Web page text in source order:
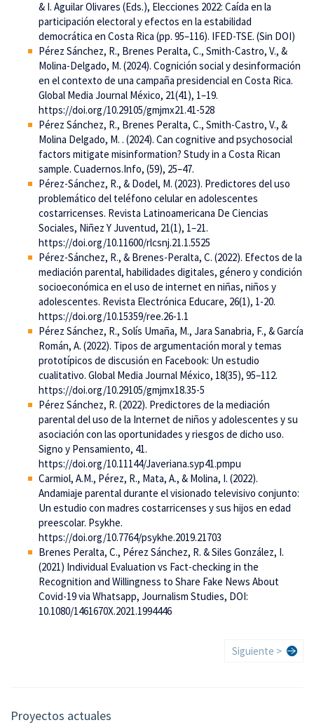
& I. Aguilar Olivares (Eds.), Elecciones 2022: Caída en la
participación electoral y efectos en la estabilidad
democrática en Costa Rica (pp. 95–116). IFED-TSE. (Sin DOI)
Pérez Sánchez, R., Brenes Peralta, C., Smith-Castro, V., &
Molina-Delgado, M. (2024). Cognición social y desinformación
en el contexto de una campaña presidencial en Costa Rica.
Global Media Journal México, 21(41), 1–19.
https://doi.org/10.29105/gmjmx21.41-528
Pérez Sánchez, R., Brenes Peralta, C., Smith-Castro, V., &
Molina Delgado, M. . (2024). Can cognitive and psychosocial
factors mitigate misinformation? Study in a Costa Rican
sample. Cuadernos.Info, (59), 25–47.
Pérez-Sánchez, R., & Dodel, M. (2023). Predictores del uso
problemático del teléfono celular en adolescentes
costarricenses. Revista Latinoamericana De Ciencias
Sociales, Niñez Y Juventud, 21(1), 1–21.
https://doi.org/10.11600/rlcsnj.21.1.5525
Pérez-Sánchez, R., & Brenes-Peralta, C. (2022). Efectos de la
mediación parental, habilidades digitales, género y condición
socioeconómica en el uso de internet en niñas, niños y
adolescentes. Revista Electrónica Educare, 26(1), 1-20.
https://doi.org/10.15359/ree.26-1.1
Pérez Sánchez, R., Solís Umaña, M., Jara Sanabria, F., & García
Román, A. (2022). Tipos de argumentación moral y temas
prototípicos de discusión en Facebook: Un estudio
cualitativo. Global Media Journal México, 18(35), 95–112.
https://doi.org/10.29105/gmjmx18.35-5
Pérez Sánchez, R. (2022). Predictores de la mediación
parental del uso de la Internet de niños y adolescentes y su
asociación con las oportunidades y riesgos de dicho uso.
Signo y Pensamiento, 41.
https://doi.org/10.11144/Javeriana.syp41.pmpu
Carmiol, A.M., Pérez, R., Mata, A., & Molina, I. (2022).
Andamiaje parental durante el visionado televisivo conjunto:
Un estudio con madres costarricenses y sus hijos en edad
preescolar. Psykhe.
https://doi.org/10.7764/psykhe.2019.21703
Brenes Peralta, C., Pérez Sánchez, R. & Siles González, I.
(2021) Individual Evaluation vs Fact-checking in the
Recognition and Willingness to Share Fake News About
Covid-19 via Whatsapp, Journalism Studies, DOI:
10.1080/1461670X.2021.1994446
Siguiente
Siguiente >
Proyectos actuales